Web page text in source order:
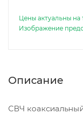
Цены актуальны на
Изображение
Описание
СВЧ